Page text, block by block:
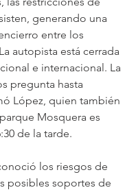
generando una
entre los
autopista está cerrada
e internacional. La
pregunta hasta
López, quien también
Mosquera es
de la tarde.
los riesgos de
posibles soportes de